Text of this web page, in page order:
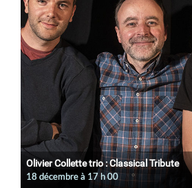
Olivier Collette trio : Classical Tribute
18 décembre à 17 h 00